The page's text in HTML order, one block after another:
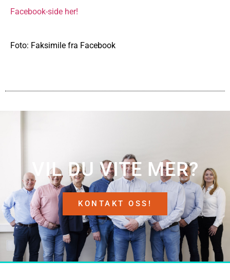
Facebook-side her!
Foto: Faksimile fra Facebook
VIL DU VITE MER?
KONTAKT OSS!